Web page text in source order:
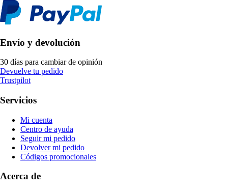
Envío y devolución
30 días para cambiar de opinión
Devuelve tu pedido
Trustpilot
Servicios
Mi cuenta
Centro de ayuda
Seguir mi pedido
Devolver mi pedido
Códigos promocionales
Acerca de